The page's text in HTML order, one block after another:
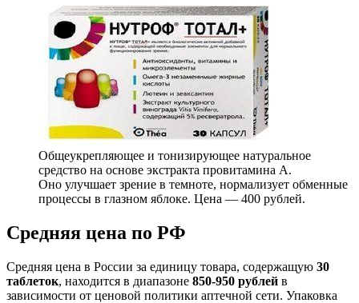
Общеукрепляющее и тонизирующее натуральное
средство на основе экстракта провитамина А.
Оно улучшает зрение в темноте, нормализует обменные
процессы в глазном яблоке. Цена — 400 рублей.
Средняя цена по РФ
Средняя цена в России за единицу товара, содержащую 30
таблеток, находится в диапазоне 850-950 рублей в
зависимости от ценовой политики аптечной сети. Упаковка